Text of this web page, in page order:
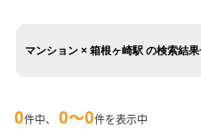
マンション × 箱根ヶ崎駅 の検索結
0件中、 0〜0件を表示中